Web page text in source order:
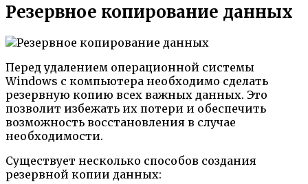
Резервное копирование данных
Перед удалением операционной системы
Windows с компьютера необходимо сделать
резервную копию всех важных данных. Это
позволит избежать их потери и обеспечить
возможность восстановления в случае
необходимости.
Существует несколько способов создания
резервной копии данных: